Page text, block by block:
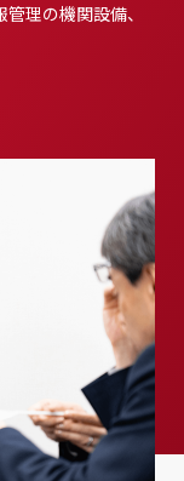
理の機関設備、